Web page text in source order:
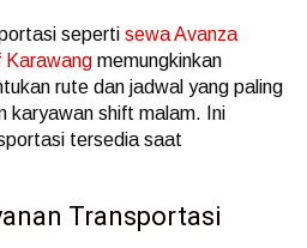
seperti sewa Avanza
Karawang memungkinkan
rute dan jadwal yang paling
karyawan shift malam. Ini
tersedia saat
Transportasi